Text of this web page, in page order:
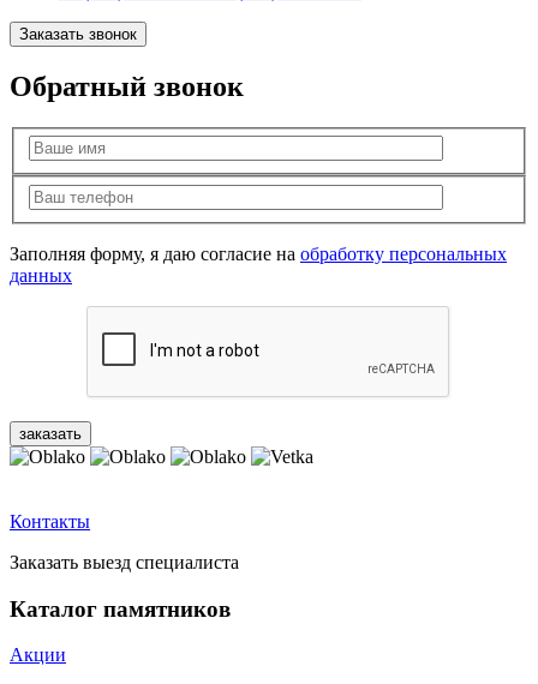
Заказать звонок
Обратный звонок
Заполняя форму, я даю согласие на обработку персональных
данных
Контакты
Заказать выезд специалиста
Каталог памятников
Акции